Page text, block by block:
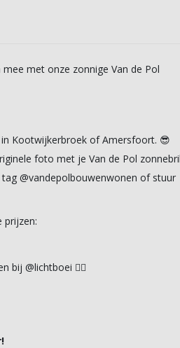
met onze zonnige Van de Pol
Kootwijkerbroek of Amersfoort. 😎
foto met je Van de Pol
@vandepolbouwenwonen of stuur
prijzen:
bij @lichtboei 🧖‍♀️